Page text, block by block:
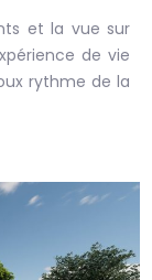
et la vue sur
de vie
rythme de la